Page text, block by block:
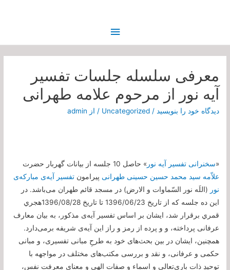
فهرست
اصلی
معرفی سلسله جلسات تفسیر
آیه نور از مرحوم علامه طهرانی
دیدگاه‌ خود را بنویسید /
Uncategorized / از admin
«سخنرانی تفسیر آیه نور » حاصل 10 جلسه از بیانات گهربار حضرت
علاّمه سید محمد حسین حسینی طهرانی پیرامونتفسیر آیه‌ی مبارکه‌ی
نور (اللَه نور السّماوات و الارض) در مسجد قائم طهران می‌باشد. در
این ده جلسه که از تاریخ 1396/06/23 تا تاریخ 1396/08/28هجري
قمري برقرار شد، ایشان بر اساس تفسیر آیه‌ی مذکور، به بیان معارف
عرفانی پرداخته، و و پرده از رمز و راز این آیه‌ی شریفه برمی‌دارد.
همچنین، ایشان در بین بحث‌های خود به طرحِ مبانی تفسیری، و مبانی
حکمی و عرفانی، و نقد و بررسی مکتب‌های مختلف در مواجهه با
توحیدِ ذات باری‌تعالی و اسماء و صفات الهی و معنای معرفت نفس،